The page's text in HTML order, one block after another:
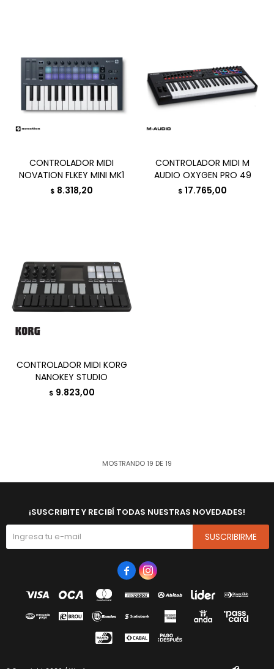
CONTROLADOR MIDI
NOVATION FLKEY MINI MK1
$ 8.318,20
CONTROLADOR MIDI M
AUDIO OXYGEN PRO 49
$ 17.765,00
CONTROLADOR MIDI KORG
NANOKEY STUDIO
$ 9.823,00
MOSTRANDO 19 DE 19
¡SUSCRIBITE Y RECIBÍ TODAS NUESTRAS NOVEDADES!
SUSCRIBIRME
 